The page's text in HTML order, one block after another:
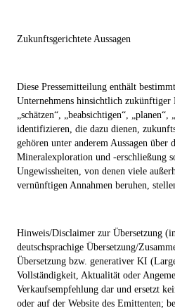
Zukunftsgerichtete Aussagen
Diese Pressemitteilung enthält
Unternehmens hinsichtlich zukünftiger
„schätzen“, „beabsichtigen“,
identifizieren, die dazu dienen,
gehören unter anderem Aussagen
Mineralexploration und -erschließung
Ungewissheiten, von denen viele
vernünftigen Annahmen beruhen,
Hinweis/Disclaimer zur Übersetzung
deutschsprachige Übersetzung/
Übersetzung bzw. generativer KI
Vollständigkeit, Aktualität oder
Verkaufsempfehlung dar und ersetzt
oder auf der Website des Emittenten;